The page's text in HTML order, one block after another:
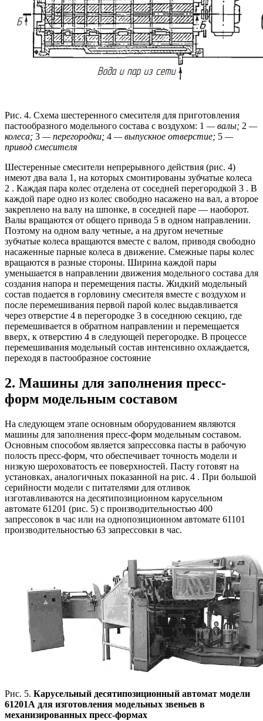
Рис. 4. Схема шестеренного смесителя для приготовления
пастообразного модельного состава с воздухом: 1 — валы; 2 —
колеса; 3 — перегородки; 4 — выпускное отверстие; 5 —
привод смесителя
Шестеренные смесители непрерывного действия (рис. 4)
имеют два вала 1, на которых смонтированы зубчатые колеса
2 . Каждая пара колес отделена от соседней перегородкой 3 . В
каждой паре одно из колес свободно насажено на вал, а второе
закреплено на валу на шпонке, в соседней паре — наоборот.
Валы вращаются от общего привода 5 в одном направлении.
Поэтому на одном валу четные, а на другом нечетные
зубчатые колеса вращаются вместе с валом, приводя свободно
насаженные парные колеса в движение. Смежные пары колес
вращаются в разные стороны. Ширина каждой пары
уменьшается в направлении движения модельного состава для
создания напора и перемещения пасты. Жидкий модельный
состав подается в горловину смесителя вместе с воздухом и
после перемешивания первой парой колес выдавливается
через отверстие 4 в перегородке 3 в соседнюю секцию, где
перемешивается в обратном направлении и перемещается
вверх, к отверстию 4 в следующей перегородке. В процессе
перемешивания модельный состав интенсивно охлаждается,
переходя в пастообразное состояние
2. Машины для заполнения пресс-
форм модельным составом
На следующем этапе основным оборудованием являются
машины для заполнения пресс-форм модельным составом.
Основным способом является запрессовка пасты в рабочую
полость пресс-форм, что обеспечивает точность модели и
низкую шероховатость ее поверхностей. Пасту готовят на
установках, аналогичных показанной на рис. 4 . При большой
серийности модели с питателями для отливок
изготавливаются на десятипозиционном карусельном
автомате 61201 (рис. 5) с производительностью 400
запрессовок в час или на однопозиционном автомате 61101
производительностью 63 запрессовки в час.
Рис. 5. Карусельный десятипозиционный автомат модели
61201А для изготовления модельных звеньев в
механизированных пресс-формах